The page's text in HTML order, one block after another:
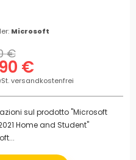
Microsoft
€
€
versandkostenfrei
sul prodotto "Microsoft
Home and Student"